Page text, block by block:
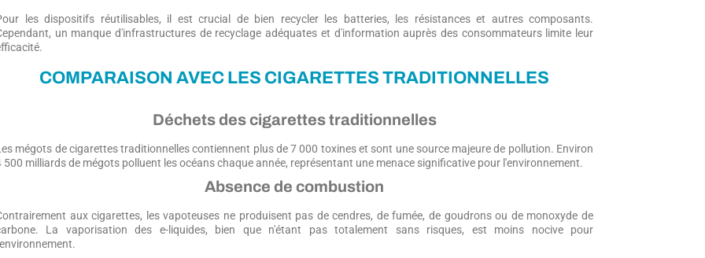
les dispositifs réutilisables, il est crucial de bien recycler les batteries, les résistances et autres composants.
un manque d'infrastructures de recyclage adéquates et d'information auprès des consommateurs limite leur
COMPARAISON AVEC LES CIGARETTES TRADITIONNELLES
Déchets des cigarettes traditionnelles
mégots de cigarettes traditionnelles contiennent plus de 7 000 toxines et sont une source majeure de pollution. Environ
500 milliards de mégots polluent les océans chaque année, représentant une menace significative pour l'environnement.
Absence de combustion
aux cigarettes, les vapoteuses ne produisent pas de cendres, de fumée, de goudrons ou de monoxyde de
La vaporisation des e-liquides, bien que n'étant pas totalement sans risques, est moins nocive pour